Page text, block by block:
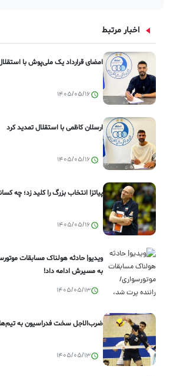
اخبار مرتبط
امضای قرارداد یک ملی‌پوش با
1405/05/16
ارسلان کاظمی با استقلال تمدید کرد
1405/05/16
پیاتزا انتخاب بزرگ را کلید زد؛ چه
1405/05/16
ویدیو| حادثه هولناک مسابقات
به مسیرش ادامه داد!
1405/05/13
ضرب‌الاجل سخت فدراسیون به
1405/05/13